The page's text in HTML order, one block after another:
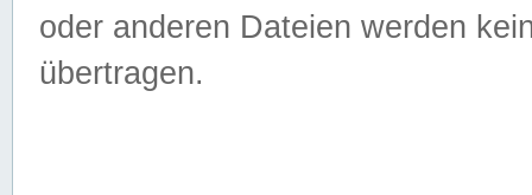
oder anderen Dateien werden
übertragen.